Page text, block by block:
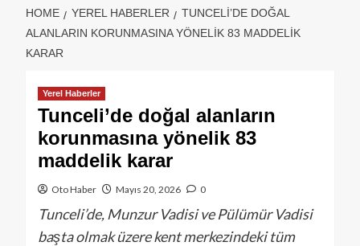
HOME YEREL HABERLER
TUNCELI’DE DOĞAL
ALANLARIN KORUNMASINA YÖNELIK 83 MADDELIK
KARAR
Yerel Haberler
Tunceli’de doğal alanların
korunmasına yönelik 83
maddelik karar
Oto Haber Mayıs 20, 2026 0
Tunceli’de, Munzur Vadisi ve Pülümür Vadisi
başta olmak üzere kent merkezindeki tüm